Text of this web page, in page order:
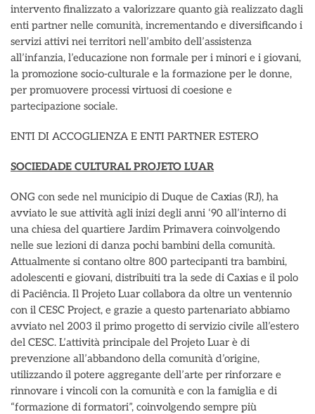
intervento finalizzato a valorizzare quanto già realizzato dagli
enti partner nelle comunità, incrementando e diversificando i
servizi attivi nei territori nell’ambito dell’assistenza
all’infanzia, l’educazione non formale per i minori e i giovani,
la promozione socio-culturale e la formazione per le donne,
per promuovere processi virtuosi di coesione e
partecipazione sociale.
ENTI DI ACCOGLIENZA E ENTI PARTNER ESTERO
SOCIEDADE CULTURAL PROJETO LUAR
ONG con sede nel municipio di Duque de Caxias (RJ), ha
avviato le sue attività agli inizi degli anni ‘90 all’interno di
una chiesa del quartiere Jardim Primavera coinvolgendo
nelle sue lezioni di danza pochi bambini della comunità.
Attualmente si contano oltre 800 partecipanti tra bambini,
adolescenti e giovani, distribuiti tra la sede di Caxias e il polo
di Paciência. Il Projeto Luar collabora da oltre un ventennio
con il CESC Project, e grazie a questo partenariato abbiamo
avviato nel 2003 il primo progetto di servizio civile all’estero
del CESC. L’attività principale del Projeto Luar è di
prevenzione all’abbandono della comunità d’origine,
utilizzando il potere aggregante dell’arte per rinforzare e
rinnovare i vincoli con la comunità e con la famiglia e di
“formazione di formatori”, coinvolgendo sempre più